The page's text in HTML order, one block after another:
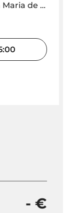
30 Minuten vor der Abfahrt.
- €